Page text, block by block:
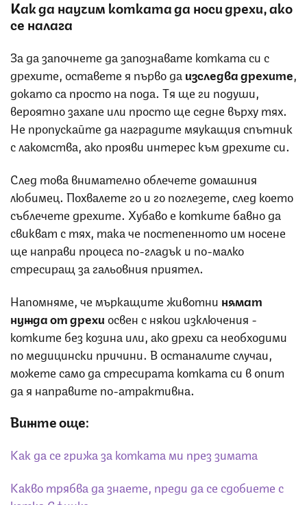
Как да научим котката да носи дрехи, ако
се налага
За да започнете да запознавате котката си с
дрехите, оставете я първо да изследва дрехите
докато са просто на пода. Тя ще ги подуши,
вероятно захапе или просто ще седне върху тях.
Не пропускайте да наградите мяукащия спътник
с лакомства, ако прояви интерес към дрехите си.
След това внимателно облечете домашния
любимец. Похвалете го и го поглезете, след което
съблечете дрехите. Хубаво е котките бавно да
свикват с тях, така че постепенното им носене
ще направи процеса по-гладък и по-малко
стресиращ за гальовния приятел.
Напомняме, че мъркащите животни нямат
нужда от дрехиосвен с някои изключения -
котките без козина или, ако дрехи са необходими
по медицински причини. В останалите случаи,
можете само да стресирата котката си в опит
да я направите по-атрактивна.
Вижте още:
Как да се грижа за котката ми през зимата
Какво трябва да знаете, преди да се сдобиете с